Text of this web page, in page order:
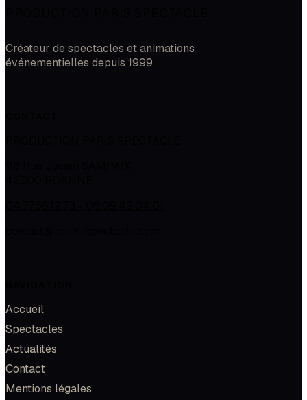
Créateur de spectacles et animations
événementielles depuis 1999.
Accueil
Spectacles
Actualités
Contact
Mentions légales